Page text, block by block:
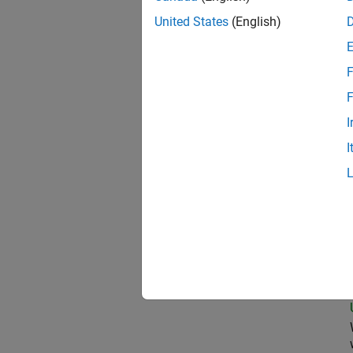
United States (English)